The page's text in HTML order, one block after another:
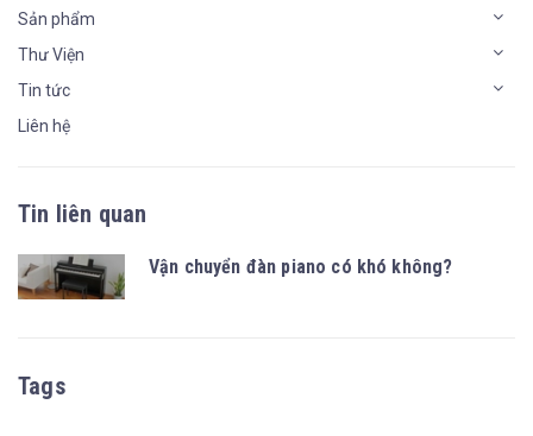
Sản phẩm
Thư Viện
Tin tức
Liên hệ
Tin liên quan
Vận chuyển đàn piano có khó không?
Tags